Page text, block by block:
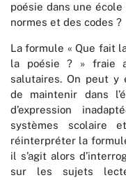
poésie dans une école
normes et des codes ?
La formule « Que fait
la poésie ? » fraie
salutaires. On peut y
de maintenir dans
d’expression
systèmes scolaire
réinterpréter la
il s’agit alors
sur les sujets